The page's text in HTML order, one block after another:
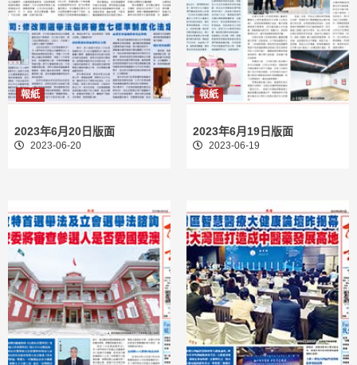
報紙
2023年6月20日版面
2023-06-20
報紙
2023年6月19日版面
2023-06-19